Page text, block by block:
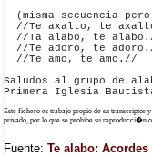
(misma secuencia pero
//Te axalto, te
//Ta alabo, te
//Te adoro, te
//Te amo, te amo.//
Saludos al grupo de
Este fichero es trabajo propio de su
privado, por lo que se prohibe su reproducci�n
Fuente: Te alabo: